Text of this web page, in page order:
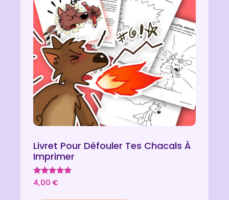
Livret Pour Défouler Tes Chacals À
Imprimer
Note
4.80
4,00 €